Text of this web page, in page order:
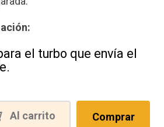
el turbo que envía el
Al carrito Comprar